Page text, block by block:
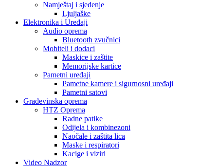
Namještaj i sjedenje
Ljuljaške
Elektronika i Uređaji
Audio oprema
Bluetooth zvučnici
Mobiteli i dodaci
Maskice i zaštite
Memorijske kartice
Pametni uređaji
Pametne kamere i sigurnosni uređaji
Pametni satovi
Građevinska oprema
HTZ Oprema
Radne patike
Odijela i kombinezoni
Naočale i zaštita lica
Maske i respiratori
Kacige i viziri
Video Nadzor